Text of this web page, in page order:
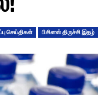
செய்திகள் பிசினஸ் திருச்சி இதழ்